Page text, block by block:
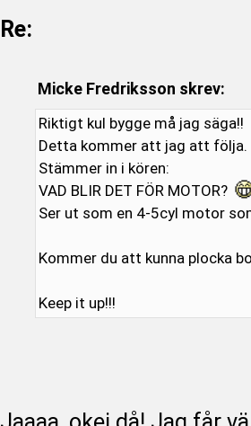
Re:
Micke Fredriksson skrev:
Riktigt kul bygge må jag säga!!
Detta kommer att jag att följa.
Stämmer in i kören:
VAD BLIR DET FÖR MOTOR?
Ser ut som en 4-5cyl motor
Kommer du att kunna plocka
Keep it up!!!